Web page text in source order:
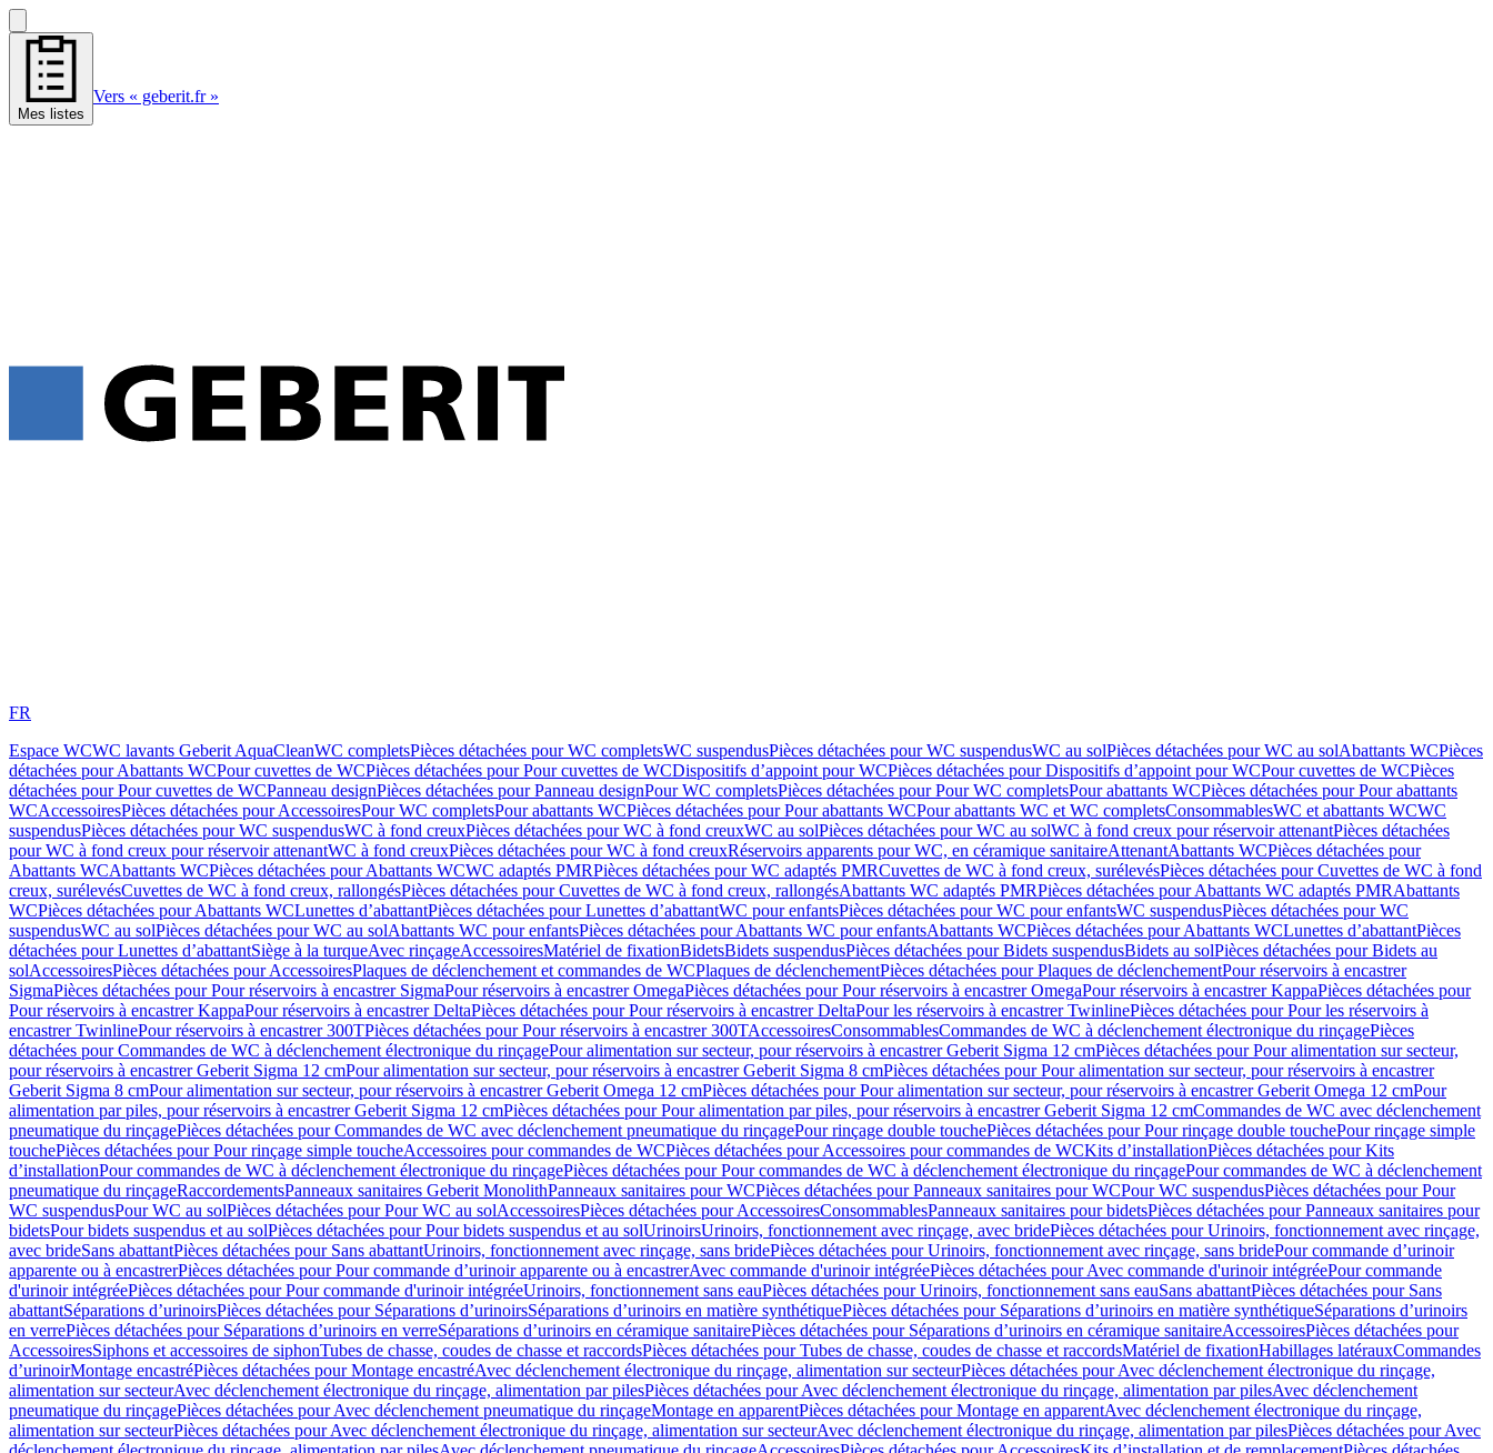
Mes listes
Vers « geberit.fr »
FR
Espace WCWC lavants Geberit AquaCleanWC completsPièces détachées pour WC completsWC suspendusPièces détachées pour WC suspendusWC au solPièces détachées pour WC au solAbattants WCPièces
détachées pour Abattants WCPour cuvettes de WCPièces détachées pour Pour cuvettes de WCDispositifs d’appoint pour WCPièces détachées pour Dispositifs d’appoint pour WCPour cuvettes de WCPièces
détachées pour Pour cuvettes de WCPanneau designPièces détachées pour Panneau designPour WC completsPièces détachées pour Pour WC completsPour abattants WCPièces détachées pour Pour abattants
WCAccessoiresPièces détachées pour AccessoiresPour WC completsPour abattants WCPièces détachées pour Pour abattants WCPour abattants WC et WC completsConsommablesWC et abattants WCWC
suspendusPièces détachées pour WC suspendusWC à fond creuxPièces détachées pour WC à fond creuxWC au solPièces détachées pour WC au solWC à fond creux pour réservoir attenantPièces détachées
pour WC à fond creux pour réservoir attenantWC à fond creuxPièces détachées pour WC à fond creuxRéservoirs apparents pour WC, en céramique sanitaireAttenantAbattants WCPièces détachées pour
Abattants WCAbattants WCPièces détachées pour Abattants WCWC adaptés PMRPièces détachées pour WC adaptés PMRCuvettes de WC à fond creux, surélevésPièces détachées pour Cuvettes de WC à fond
creux, surélevésCuvettes de WC à fond creux, rallongésPièces détachées pour Cuvettes de WC à fond creux, rallongésAbattants WC adaptés PMRPièces détachées pour Abattants WC adaptés PMRAbattants
WCPièces détachées pour Abattants WCLunettes d’abattantPièces détachées pour Lunettes d’abattantWC pour enfantsPièces détachées pour WC pour enfantsWC suspendusPièces détachées pour WC
suspendusWC au solPièces détachées pour WC au solAbattants WC pour enfantsPièces détachées pour Abattants WC pour enfantsAbattants WCPièces détachées pour Abattants WCLunettes d’abattantPièces
détachées pour Lunettes d’abattantSiège à la turqueAvec rinçageAccessoiresMatériel de fixationBidetsBidets suspendusPièces détachées pour Bidets suspendusBidets au solPièces détachées pour Bidets au
solAccessoiresPièces détachées pour AccessoiresPlaques de déclenchement et commandes de WCPlaques de déclenchementPièces détachées pour Plaques de déclenchementPour réservoirs à encastrer
SigmaPièces détachées pour Pour réservoirs à encastrer SigmaPour réservoirs à encastrer OmegaPièces détachées pour Pour réservoirs à encastrer OmegaPour réservoirs à encastrer KappaPièces détachées pour
Pour réservoirs à encastrer KappaPour réservoirs à encastrer DeltaPièces détachées pour Pour réservoirs à encastrer DeltaPour les réservoirs à encastrer TwinlinePièces détachées pour Pour les réservoirs à
encastrer TwinlinePour réservoirs à encastrer 300TPièces détachées pour Pour réservoirs à encastrer 300TAccessoiresConsommablesCommandes de WC à déclenchement électronique du rinçagePièces
détachées pour Commandes de WC à déclenchement électronique du rinçagePour alimentation sur secteur, pour réservoirs à encastrer Geberit Sigma 12 cmPièces détachées pour Pour alimentation sur secteur,
pour réservoirs à encastrer Geberit Sigma 12 cmPour alimentation sur secteur, pour réservoirs à encastrer Geberit Sigma 8 cmPièces détachées pour Pour alimentation sur secteur, pour réservoirs à encastrer
Geberit Sigma 8 cmPour alimentation sur secteur, pour réservoirs à encastrer Geberit Omega 12 cmPièces détachées pour Pour alimentation sur secteur, pour réservoirs à encastrer Geberit Omega 12 cmPour
alimentation par piles, pour réservoirs à encastrer Geberit Sigma 12 cmPièces détachées pour Pour alimentation par piles, pour réservoirs à encastrer Geberit Sigma 12 cmCommandes de WC avec déclenchement
pneumatique du rinçagePièces détachées pour Commandes de WC avec déclenchement pneumatique du rinçagePour rinçage double touchePièces détachées pour Pour rinçage double touchePour rinçage simple
touchePièces détachées pour Pour rinçage simple toucheAccessoires pour commandes de WCPièces détachées pour Accessoires pour commandes de WCKits d’installationPièces détachées pour Kits
d’installationPour commandes de WC à déclenchement électronique du rinçagePièces détachées pour Pour commandes de WC à déclenchement électronique du rinçagePour commandes de WC à déclenchement
pneumatique du rinçageRaccordementsPanneaux sanitaires Geberit MonolithPanneaux sanitaires pour WCPièces détachées pour Panneaux sanitaires pour WCPour WC suspendusPièces détachées pour Pour
WC suspendusPour WC au solPièces détachées pour Pour WC au solAccessoiresPièces détachées pour AccessoiresConsommablesPanneaux sanitaires pour bidetsPièces détachées pour Panneaux sanitaires pour
bidetsPour bidets suspendus et au solPièces détachées pour Pour bidets suspendus et au solUrinoirsUrinoirs, fonctionnement avec rinçage, avec bridePièces détachées pour Urinoirs, fonctionnement avec rinçage,
avec brideSans abattantPièces détachées pour Sans abattantUrinoirs, fonctionnement avec rinçage, sans bridePièces détachées pour Urinoirs, fonctionnement avec rinçage, sans bridePour commande d’urinoir
apparente ou à encastrerPièces détachées pour Pour commande d’urinoir apparente ou à encastrerAvec commande d'urinoir intégréePièces détachées pour Avec commande d'urinoir intégréePour commande
d'urinoir intégréePièces détachées pour Pour commande d'urinoir intégréeUrinoirs, fonctionnement sans eauPièces détachées pour Urinoirs, fonctionnement sans eauSans abattantPièces détachées pour Sans
abattantSéparations d’urinoirsPièces détachées pour Séparations d’urinoirsSéparations d’urinoirs en matière synthétiquePièces détachées pour Séparations d’urinoirs en matière synthétiqueSéparations d’urinoirs
en verrePièces détachées pour Séparations d’urinoirs en verreSéparations d’urinoirs en céramique sanitairePièces détachées pour Séparations d’urinoirs en céramique sanitaireAccessoiresPièces détachées pour
AccessoiresSiphons et accessoires de siphonTubes de chasse, coudes de chasse et raccordsPièces détachées pour Tubes de chasse, coudes de chasse et raccordsMatériel de fixationHabillages latérauxCommandes
dʼurinoirMontage encastréPièces détachées pour Montage encastréAvec déclenchement électronique du rinçage, alimentation sur secteurPièces détachées pour Avec déclenchement électronique du rinçage,
alimentation sur secteurAvec déclenchement électronique du rinçage, alimentation par pilesPièces détachées pour Avec déclenchement électronique du rinçage, alimentation par pilesAvec déclenchement
pneumatique du rinçagePièces détachées pour Avec déclenchement pneumatique du rinçageMontage en apparentPièces détachées pour Montage en apparentAvec déclenchement électronique du rinçage,
alimentation sur secteurPièces détachées pour Avec déclenchement électronique du rinçage, alimentation sur secteurAvec déclenchement électronique du rinçage, alimentation par pilesPièces détachées pour Avec